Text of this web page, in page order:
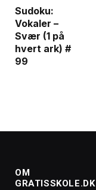
Sudoku:
Vokaler –
Svær (1 på
hvert ark) #
99
OM
GRATISSKOLE.DK